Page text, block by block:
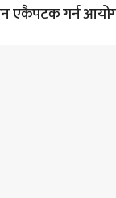
एकैपटक गर्न